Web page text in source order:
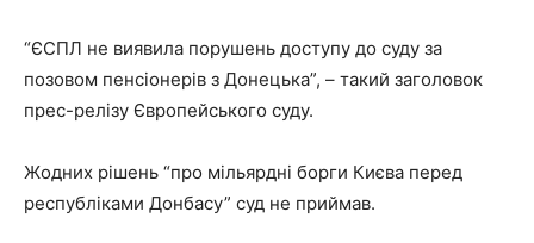
“ЄСПЛ не виявила порушень доступу до суду за
позовом пенсіонерів з Донецька”, – такий заголовок
прес-релізу Європейського суду.
Жодних рішень “про мільярдні борги Києва перед
республіками Донбасу” суд не приймав.